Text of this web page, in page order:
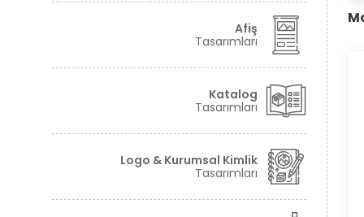
Afiş
Tasarımları
Katalog
Tasarımları
Logo & Kurumsal Kimlik
Tasarımları